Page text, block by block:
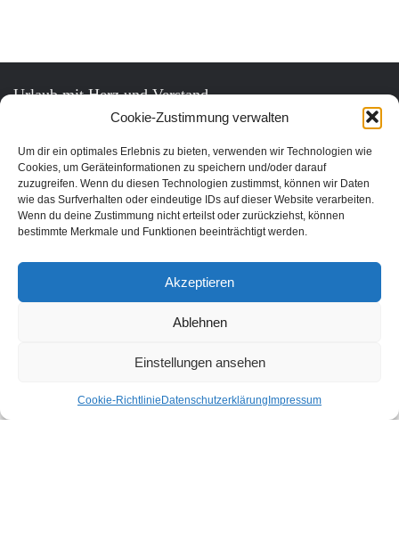
Cookie-Zustimmung verwalten
Um dir ein optimales Erlebnis zu bieten, verwenden wir Technologien wie
Cookies, um Geräteinformationen zu speichern und/oder darauf
zuzugreifen. Wenn du diesen Technologien zustimmst, können wir Daten
wie das Surfverhalten oder eindeutige IDs auf dieser Website verarbeiten.
Wenn du deine Zustimmung nicht erteilst oder zurückziehst, können
bestimmte Merkmale und Funktionen beeinträchtigt werden.
Akzeptieren
Ablehnen
Einstellungen ansehen
Cookie-Richtlinie Datenschutzerklärung Impressum
Urlaub mit Herz und Verstand.
Unter den Urlaubsaktivitäten findest du die schönsten nachhaltigen
Unterkünfte, Ausflüge und Veranstaltungen aus der Region. In unserem
Shop gibt es für dich nachhaltige Produkte für deinen Urlaub und Alltag.
Unsere Motivation